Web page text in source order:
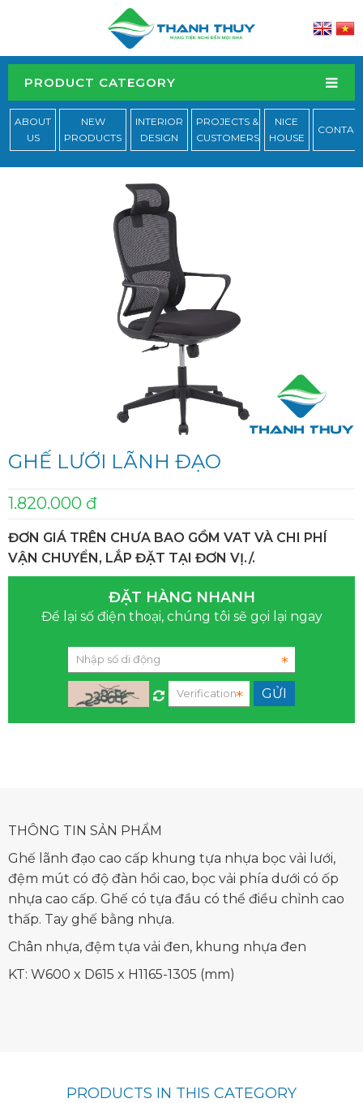
PRODUCT CATEGORY
ABOUT
US
NEW
PRODUCTS
INTERIOR
DESIGN
PROJECTS &
CUSTOMERS
NICE
HOUSE
GHẾ LƯỚI LÃNH ĐẠO
1.820.000 đ
ĐƠN GIÁ TRÊN CHƯA BAO GỒM VAT VÀ CHI PHÍ
VẬN CHUYỂN, LẮP ĐẶT TẠI ĐƠN VỊ./.
ĐẶT HÀNG NHANH
Để lại số điện thoại, chúng tôi sẽ gọi lại ngay
THÔNG TIN SẢN PHẨM
Ghế lãnh đạo cao cấp khung tựa nhựa bọc vải lưới,
đệm mút có độ đàn hồi cao, bọc vải phía dưới có ốp
nhựa cao cấp. Ghế có tựa đầu có thể điều chỉnh cao
thấp. Tay ghế bằng nhựa.
Chân nhựa, đệm tựa vải đen, khung nhựa đen
KT: W600 x D615 x H1165-1305 (mm)
PRODUCTS IN THIS CATEGORY